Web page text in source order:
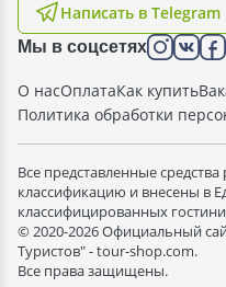
Написать в Telegram
Мы в соцсетях
О насОплатаКак купить
Политика обработки
Все представленные
классификацию и внесены в
классифицированных
© 2020-2026 Официальный
Туристов" - tour-shop.com.
Все права защищены.